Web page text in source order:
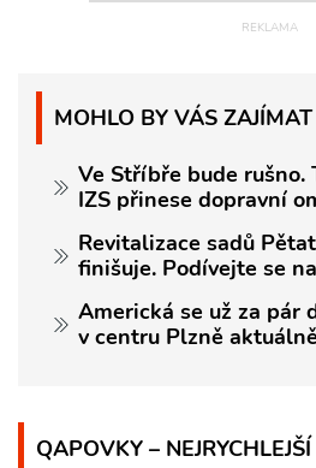
MOHLO BY VÁS ZAJÍMAT
Ve Stříbře bude rušno.
IZS přinese dopravní
Revitalizace sadů
finišuje. Podívejte se
Americká se už za pár
v centru Plzně
QAPOVKY –